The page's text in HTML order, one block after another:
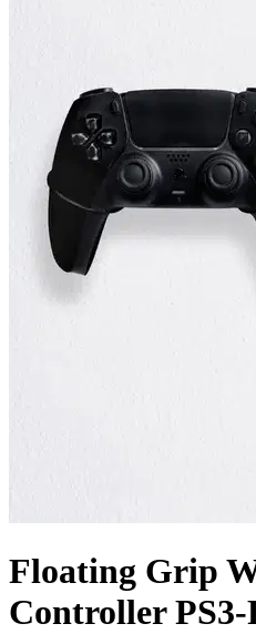
Floating Grip
Controller PS3-